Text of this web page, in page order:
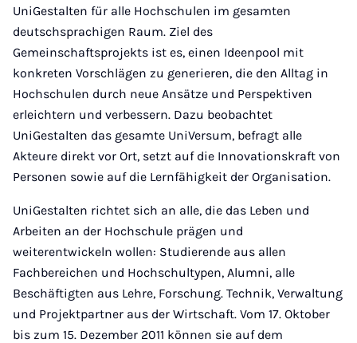
UniGestalten für alle Hochschulen im gesamten
deutschsprachigen Raum. Ziel des
Gemeinschaftsprojekts ist es, einen Ideenpool mit
konkreten Vorschlägen zu generieren, die den Alltag in
Hochschulen durch neue Ansätze und Perspektiven
erleichtern und verbessern. Dazu beobachtet
UniGestalten das gesamte UniVersum, befragt alle
Akteure direkt vor Ort, setzt auf die Innovationskraft von
Personen sowie auf die Lernfähigkeit der Organisation.
UniGestalten richtet sich an alle, die das Leben und
Arbeiten an der Hochschule prägen und
weiterentwickeln wollen: Studierende aus allen
Fachbereichen und Hochschultypen, Alumni, alle
Beschäftigten aus Lehre, Forschung. Technik, Verwaltung
und Projektpartner aus der Wirtschaft. Vom 17. Oktober
bis zum 15. Dezember 2011 können sie auf dem